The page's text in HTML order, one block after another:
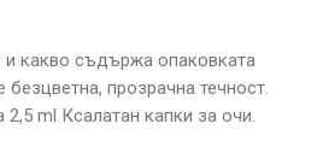
и какво съдържа опаковката
безцветна, прозрачна течност.
ml Ксалатан капки за очи.